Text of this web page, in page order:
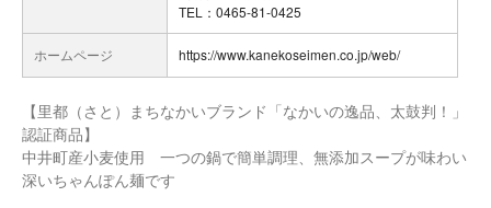
TEL：0465-81-0425
ホームページ https://www.kanekoseimen.co.jp/web/
【里都（さと）まちなかいブランド「なかいの逸品、太鼓判！」
認証商品】
中井町産小麦使用 一つの鍋で簡単調理、無添加スープが味わい
深いちゃんぽん麺です